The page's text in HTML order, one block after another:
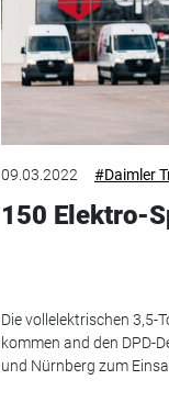
09.03.2022 #Daimler
150 Elektro-
Die vollelektrischen 3,5-
kommen and den DPD-
und Nürnberg zum